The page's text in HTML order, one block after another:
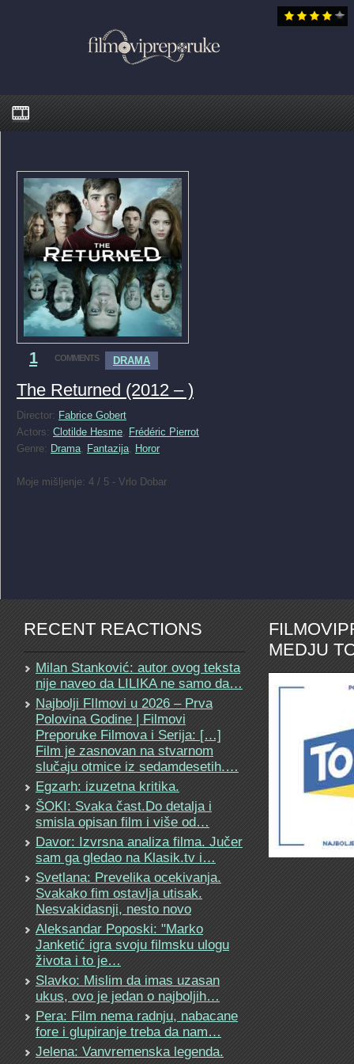
1 COMMENTS DRAMA
The Returned (2012 – )
Director: Fabrice Gobert
Actors: Clotilde Hesme
Frédéric Pierrot
Genre: Drama Fantazija Horor
Moje mišljenje: 4 / 5 - Vrlo Dobar
RECENT REACTIONS
Milan Stanković: autor ovog teksta
nije naveo da LILIKA ne samo da…
Najbolji FIlmovi u 2026 – Prva
Polovina Godine | Filmovi
Preporuke Filmova i Serija: […]
Film je zasnovan na stvarnom
slučaju otmice iz sedamdesetih.…
Egzarh: izuzetna kritika.
ŠOKI: Svaka čast.Do detalja i
smisla opisan film i više od…
Davor: Izvrsna analiza filma. Jučer
sam ga gledao na Klasik.tv i…
Svetlana: Prevelika ocekivanja.
Svakako fim ostavlja utisak.
Nesvakidasnji, nesto novo
Aleksandar Poposki: "Marko
Janketić igra svoju filmsku ulogu
života i to je…
Slavko: Mislim da imas uzasan
ukus, ovo je jedan o najboljih…
Pera: Film nema radnju, nabacane
fore i glupiranje treba da nam…
Jelena: Vanvremenska legenda.
MEDJU